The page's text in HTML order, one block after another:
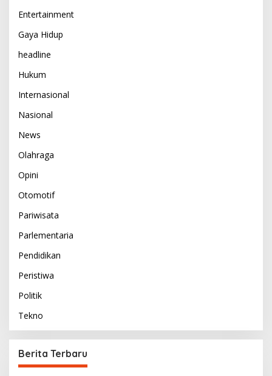
Entertainment
Gaya Hidup
headline
Hukum
Internasional
Nasional
News
Olahraga
Opini
Otomotif
Pariwisata
Parlementaria
Pendidikan
Peristiwa
Politik
Tekno
Berita Terbaru